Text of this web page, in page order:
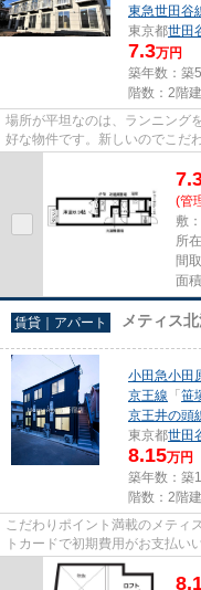
東急世田谷
東京都世田
7.3万円
築年数：築
階数：2階建
場所が平坦なのは、ランニング
好な物件です。新しいのでこだ
(管
敷
所
間
面
賃貸｜アパート メティス
小田急小田
京王線 「 笹
京王井の頭
東京都世田
8.15万円
築年数：築
階数：2階建
こだわりポイント満載のメティ
トカードで初期費用がお支払い
から徒歩10分の物件で、電車...